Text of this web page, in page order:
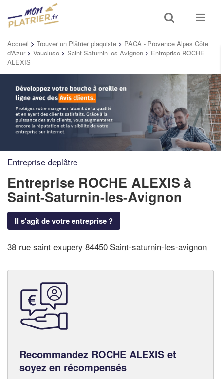
Toggle
search
Toggle
Accueil > Trouver un Plâtrier plaquiste > PACA - Provence Alpes Côte
d'Azur > Vaucluse > Saint-Saturnin-les-Avignon > Entreprise ROCHE
ALEXIS
Entreprise deplâtre
Entreprise ROCHE ALEXIS à
Saint-Saturnin-les-Avignon
Il s'agit de votre entreprise ?
38 rue saint exupery 84450 Saint-saturnin-les-avignon
Recommandez ROCHE ALEXIS et
soyez en récompensés